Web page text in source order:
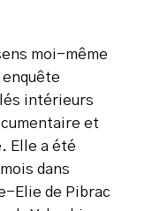
moi-même
intérieurs
et
Elle a été
dans
Elie de Pibrac